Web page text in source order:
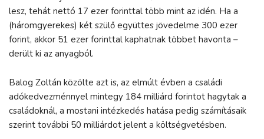
lesz, tehát nettó 17 ezer forinttal több mint az idén. Ha a
(háromgyerekes) két szülő együttes jövedelme 300 ezer
forint, akkor 51 ezer forinttal kaphatnak többet havonta –
derült ki az anyagból.
Balog Zoltán közölte azt is, az elmúlt évben a családi
adókedvezménnyel mintegy 184 milliárd forintot hagytak a
családoknál, a mostani intézkedés hatása pedig számításaik
szerint további 50 milliárdot jelent a költségvetésben.